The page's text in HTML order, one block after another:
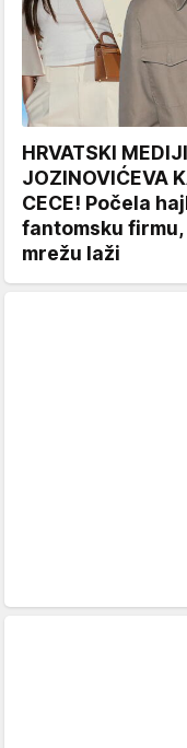
HRVATSKI
JOZINOVIĆEVA
CECE! Počela
fantomsku
mrežu laži